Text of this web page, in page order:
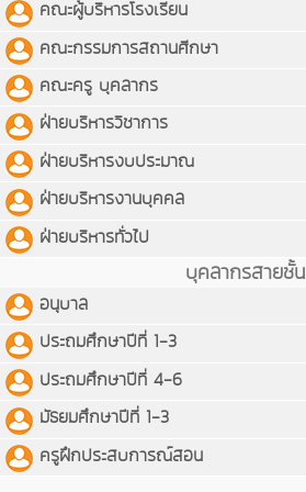
คณะผู้บริหารโรงเรียน
คณะกรรมการสถานศีกษา
คณะครู บุคลากร
ฝ่ายบริหารวิชาการ
ฝ่ายบริหารงบประมาณ
ฝ่ายบริหารงานบุคคล
ฝ่ายบริหารทั่วไป
บุคลากรสายชั้น
อนุบาล
ประถมศึกษาปีที่ 1-3
ประถมศึกษาปีที่ 4-6
มัธยมศึกษาปีที่ 1-3
ครูฝึกประสบการณ์สอน